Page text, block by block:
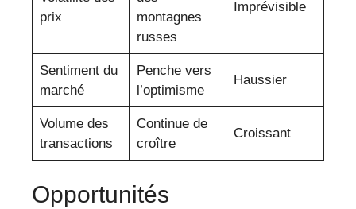
prix
montagnes
russes
Imprévisible
Sentiment du
marché
Penche vers
l’optimisme
Haussier
Volume des
transactions
Continue de
croître
Croissant
Opportunités